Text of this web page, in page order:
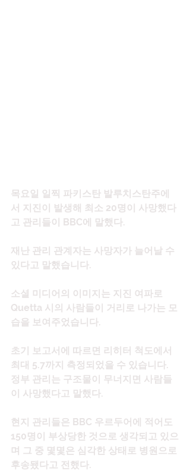
목요일 일찍 파키스탄 발루치스탄주에
서 지진이 발생해 최소 20명이 사망했다
고 관리들이 BBC에 말했다.
재난 관리 관계자는 사망자가 늘어날 수
있다고 말했습니다.
소셜 미디어의 이미지는 지진 여파로
Quetta 시의 사람들이 거리로 나가는 모
습을 보여주었습니다.
초기 보고서에 따르면 리히터 척도에서
최대 5.7까지 측정되었을 수 있습니다.
정부 관리는 구조물이 무너지면 사람들
이 사망했다고 말했다.
현지 관리들은 BBC 우르두어에 적어도
150명이 부상당한 것으로 생각되고 있으
며 그 중 몇몇은 심각한 상태로 병원으로
후송됐다고 전했다.